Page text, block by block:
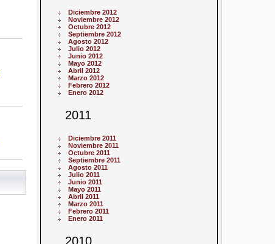
Diciembre 2012
Noviembre 2012
Octubre 2012
Septiembre 2012
Agosto 2012
Julio 2012
Junio 2012
Mayo 2012
Abril 2012
Marzo 2012
Febrero 2012
Enero 2012
2011
Diciembre 2011
Noviembre 2011
Octubre 2011
Septiembre 2011
Agosto 2011
Julio 2011
Junio 2011
Mayo 2011
Abril 2011
Marzo 2011
Febrero 2011
Enero 2011
2010